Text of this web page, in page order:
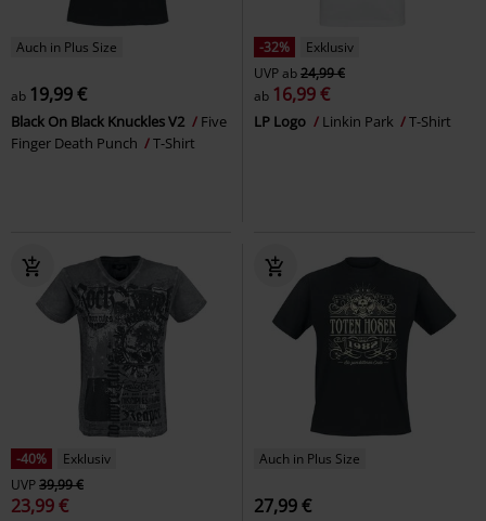
Auch in Plus Size
ab 19,99 €
Black On Black Knuckles V2
Five
Finger Death Punch
T-Shirt
-32%
Exklusiv
UVPab24,99 €
ab 16,99 €
LP Logo Linkin Park T-Shirt
-40%
Exklusiv
UVP39,99 €
23,99 €
Auch in Plus Size
27,99 €